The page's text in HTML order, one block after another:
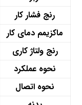
رنج فشار کار
ماکزیمم دمای کار
رنج ولتاژ کاری
نحوه عملکرد
نحوه اتصال